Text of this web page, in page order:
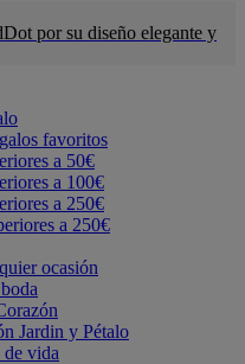
por su diseño elegante y
favoritos
a 50€
a 100€
a 250€
a 250€
ocasión
Jardin y Pétalo
de vida